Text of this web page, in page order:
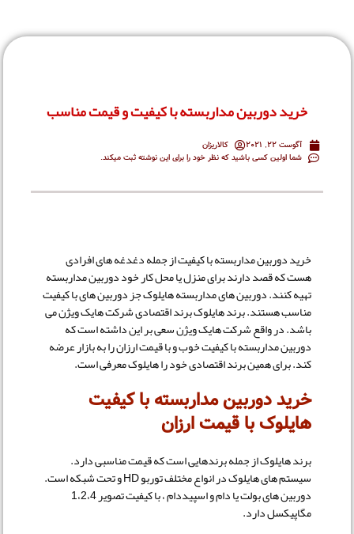
خرید دوربین مداربسته با کیفیت و قیمت مناسب
آگوست 22, 2021
کالاریزان
شما اولین کسی باشید که نظر خود را برای این نوشته ثبت میکند.
خرید دوربین مداربسته با کیفیت از جمله دغدغه های افرادی
هست که قصد دارند برای منزل یا محل کار خود دوربین مداربسته
تهیه کنند. دوربین های مداربسته هایلوک جز دوربین های با کیفیت
مناسب هستند. برند هایلوک برند اقتصادی شرکت هایک ویژن می
باشد. در واقع شرکت هایک ویژن سعی بر این داشته است که
دوربین مداربسته با کیفیت خوب و با قیمت ارزان را به بازار عرضه
کند. برای همین برند اقتصادی خود را هایلوک معرفی است.
خرید دوربین مداربسته با کیفیت
هایلوک با قیمت ارزان
برند هایلوک از جمله برندهایی است که قیمت مناسبی دارد.
سیستم های هایلوک در انواع مختلف توربو HD و تحت شبکه است.
دوربین های بولت یا دام و اسپیددام ، با کیفیت تصویر 1،2،4
مگاپیکسل دارد.